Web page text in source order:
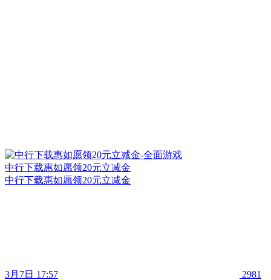
中行下载惠如愿领20元立减金
中行下载惠如愿领20元立减金
3月7日 17:57 2981